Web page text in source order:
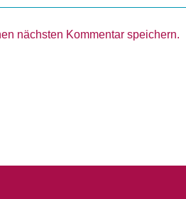
nächsten Kommentar speichern.